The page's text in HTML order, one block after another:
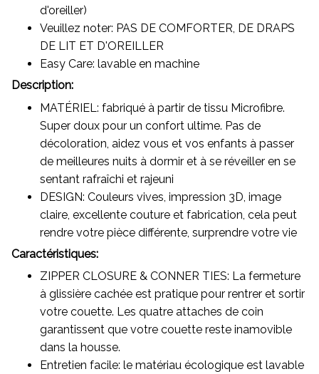
d'oreiller)
Veuillez noter: PAS DE COMFORTER, DE DRAPS
DE LIT ET D'OREILLER
Easy Care: lavable en machine
Description:
MATÉRIEL: fabriqué à partir de tissu Microfibre.
Super doux pour un confort ultime. Pas de
décoloration, aidez vous et vos enfants à passer
de meilleures nuits à dormir et à se réveiller en se
sentant rafraîchi et rajeuni
DESIGN: Couleurs vives, impression 3D, image
claire, excellente couture et fabrication, cela peut
rendre votre pièce différente, surprendre votre vie
Caractéristiques:
ZIPPER CLOSURE & CONNER TIES: La fermeture
à glissière cachée est pratique pour rentrer et sortir
votre couette. Les quatre attaches de coin
garantissent que votre couette reste inamovible
dans la housse.
Entretien facile: le matériau écologique est lavable